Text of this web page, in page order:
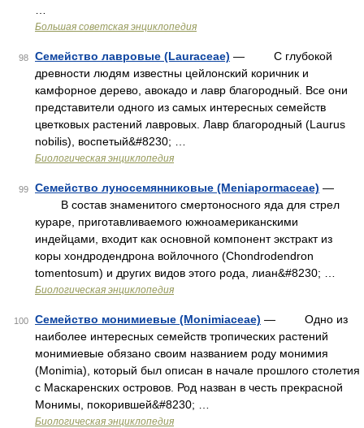
Большая советская энциклопедия
98 Семейство лавровые (Lauraceae) — С глубокой
древности людям известны цейлонский коричник и
камфорное дерево, авокадо и лавр благородный. Все они
представители одного из самых интересных семейств
цветковых растений лавровых. Лавр благородный (Laurus
nobilis), воспетый&#8230; …
Биологическая энциклопедия
99 Семейство луносемянниковые (Meniapormaceae) —
В состав знаменитого смертоносного яда для стрел
кураре, приготавливаемого южноамериканскими
индейцами, входит как основной компонент экстракт из
коры хондродендрона войлочного (Chondrodendron
tomentosum) и других видов этого рода, лиан&#8230; …
Биологическая энциклопедия
100 Семейство монимиевые (Monimiaceae) — Одно из
наиболее интересных семейств тропических растений
монимиевые обязано своим названием роду монимия
(Monimia), который был описан в начале прошлого столетия
с Маскаренских островов. Род назван в честь прекрасной
Монимы, покорившей&#8230; …
Биологическая энциклопедия